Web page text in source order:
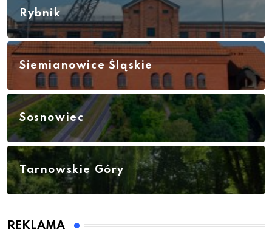
Rybnik
Siemianowice Śląskie
Sosnowiec
Tarnowskie Góry
REKLAMA